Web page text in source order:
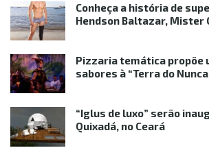
Conheça a história de
Hendson Baltazar, Mister
Pizzaria temática propõe
sabores à “Terra do
“Iglus de luxo” serão
Quixadá, no Ceará